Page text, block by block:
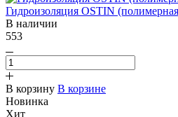
Гидроизоляция OSTIN
В наличии
553
В корзину В корзине
Новинка
Хит